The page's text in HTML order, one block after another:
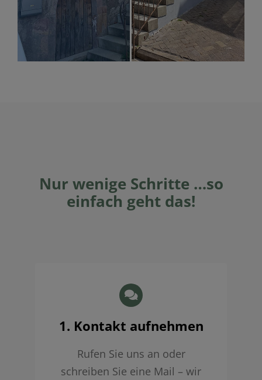
Nur wenige Schritte …so
einfach geht das!
1. Kontakt aufnehmen
Rufen Sie uns an oder
schreiben Sie eine Mail – wir